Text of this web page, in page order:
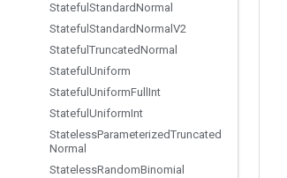
Stateful StandardNormal
Stateful StandardNormal V2
Stateful TruncatedNormal
Stateful Uniform
Stateful UniformFull Int
Stateful UniformInt
StatelessParameterizedTruncated
Normal
StatelessRandomBinomial